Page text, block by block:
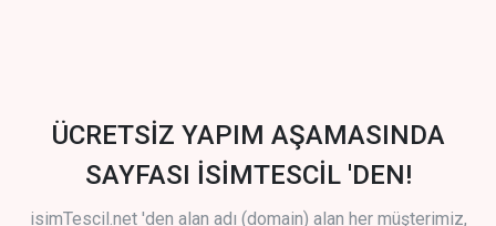
ÜCRETSİZ YAPIM AŞAMASINDA
SAYFASI İSİMTESCİL 'DEN!
isimTescil.net 'den alan adı (domain) alan her müşterimiz,